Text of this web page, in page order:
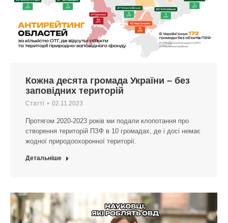
Кожна десята громада України – без
заповідних територій
Статті 02.11.2023
Протягом 2020-2023 років ми подали клопотання про
створення територій ПЗФ в 10 громадах, де і досі немає
жодної природоохоронної території.
Детальніше